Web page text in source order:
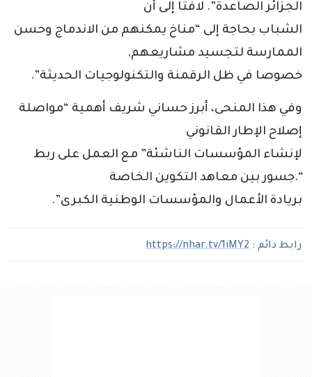
الجزائر الصاعدة”. لافتا إلى أن
الشباب بحاجة إلى “مناخ يمكنهم من الاندماج وحسن
الممارسة لتجسيد مشاريعهم,
خصوصا في ظل الرقمنة والتكنولوجيات الحديثة”.
وفي هذا المنحى، أبرز حساني شريف أهمية “مواصلة
إصلاح الإطار القانوني
لإنشاء المؤسسات الناشئة” مع العمل على ربط
“.جسور بين معاهد التكوين الخاصة
بريادة الأعمال والمؤسسات الوطنية الكبرى”.
رابط دائم : https://nhar.tv/1iMY2